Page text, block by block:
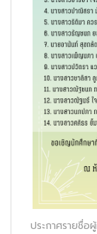
ประกาศรายชื่อ